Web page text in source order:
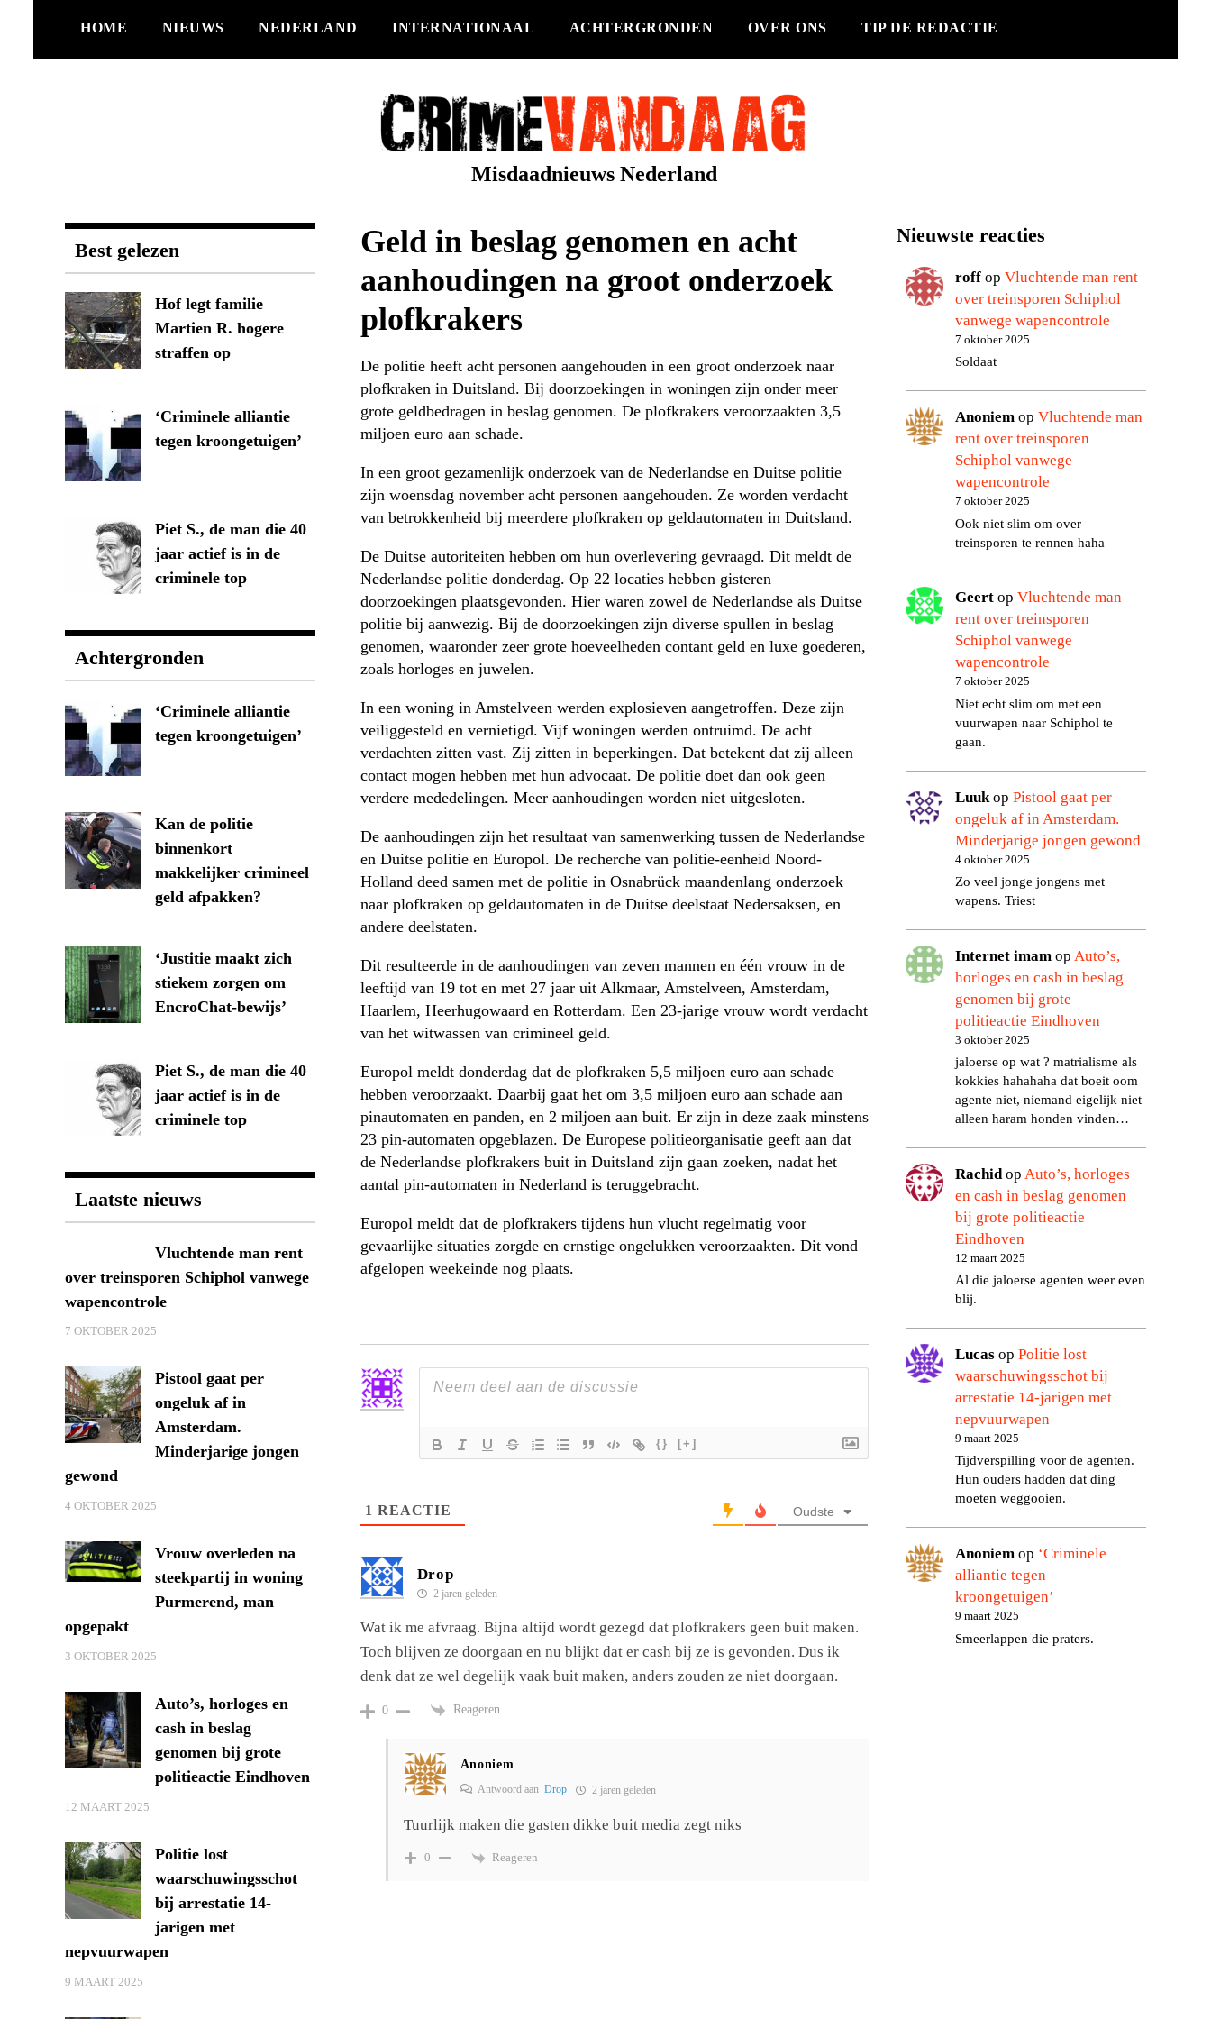
de
HOME NIEUWS NEDERLAND INTERNATIONAAL ACHTERGRONDEN OVER ONS TIP DE REDACTIE
Misdaadnieuws Nederland
Geld in beslag genomen en acht
aanhoudingen na groot onderzoek
plofkrakers
De politie heeft acht personen aangehouden in een groot onderzoek naar
plofkraken in Duitsland. Bij doorzoekingen in woningen zijn onder meer
grote geldbedragen in beslag genomen. De plofkrakers veroorzaakten 3,5
miljoen euro aan schade.
In een groot gezamenlijk onderzoek van de Nederlandse en Duitse politie
zijn woensdag november acht personen aangehouden. Ze worden verdacht
van betrokkenheid bij meerdere plofkraken op geldautomaten in Duitsland.
De Duitse autoriteiten hebben om hun overlevering gevraagd. Dit meldt de
Nederlandse politie donderdag. Op 22 locaties hebben gisteren
doorzoekingen plaatsgevonden. Hier waren zowel de Nederlandse als Duitse
politie bij aanwezig. Bij de doorzoekingen zijn diverse spullen in beslag
genomen, waaronder zeer grote hoeveelheden contant geld en luxe goederen,
zoals horloges en juwelen.
In een woning in Amstelveen werden explosieven aangetroffen. Deze zijn
veiliggesteld en vernietigd. Vijf woningen werden ontruimd. De acht
verdachten zitten vast. Zij zitten in beperkingen. Dat betekent dat zij alleen
contact mogen hebben met hun advocaat. De politie doet dan ook geen
verdere mededelingen. Meer aanhoudingen worden niet uitgesloten.
De aanhoudingen zijn het resultaat van samenwerking tussen de Nederlandse
en Duitse politie en Europol. De recherche van politie-eenheid Noord-
Holland deed samen met de politie in Osnabrück maandenlang onderzoek
naar plofkraken op geldautomaten in de Duitse deelstaat Nedersaksen, en
andere deelstaten.
Dit resulteerde in de aanhoudingen van zeven mannen en één vrouw in de
leeftijd van 19 tot en met 27 jaar uit Alkmaar, Amstelveen, Amsterdam,
Haarlem, Heerhugowaard en Rotterdam. Een 23-jarige vrouw wordt verdacht
van het witwassen van crimineel geld.
Europol meldt donderdag dat de plofkraken 5,5 miljoen euro aan schade
hebben veroorzaakt. Daarbij gaat het om 3,5 miljoen euro aan schade aan
pinautomaten en panden, en 2 miljoen aan buit. Er zijn in deze zaak minstens
23 pin-automaten opgeblazen. De Europese politieorganisatie geeft aan dat
de Nederlandse plofkrakers buit in Duitsland zijn gaan zoeken, nadat het
aantal pin-automaten in Nederland is teruggebracht.
Europol meldt dat de plofkrakers tijdens hun vlucht regelmatig voor
gevaarlijke situaties zorgde en ernstige ongelukken veroorzaakten. Dit vond
afgelopen weekeinde nog plaats.
{} [+]
1 REACTIE Oudste
Drop
2 jaren geleden
Wat ik me afvraag. Bijna altijd wordt gezegd dat plofkrakers geen buit maken.
Toch blijven ze doorgaan en nu blijkt dat er cash bij ze is gevonden. Dus ik
denk dat ze wel degelijk vaak buit maken, anders zouden ze niet doorgaan.
0 Reageren
Anoniem
Antwoord aan Drop 2 jaren geleden
Tuurlijk maken die gasten dikke buit media zegt niks
0 Reageren
Best gelezen
Hof legt familie
Martien R. hogere
straffen op
‘Criminele alliantie
tegen kroongetuigen’
Piet S., de man die 40
jaar actief is in de
criminele top
Achtergronden
‘Criminele alliantie
tegen kroongetuigen’
Kan de politie
binnenkort
makkelijker crimineel
geld afpakken?
‘Justitie maakt zich
stiekem zorgen om
EncroChat-bewijs’
Piet S., de man die 40
jaar actief is in de
criminele top
Laatste nieuws
Vluchtende man rent
over treinsporen Schiphol vanwege
wapencontrole
7 OKTOBER 2025
Pistool gaat per
ongeluk af in
Amsterdam.
Minderjarige jongen
gewond
4 OKTOBER 2025
Vrouw overleden na
steekpartij in woning
Purmerend, man
opgepakt
3 OKTOBER 2025
Auto’s, horloges en
cash in beslag
genomen bij grote
politieactie Eindhoven
12 MAART 2025
Politie lost
waarschuwingsschot
bij arrestatie 14-
jarigen met
nepvuurwapen
9 MAART 2025
Nieuwste reacties
roffop Vluchtende man rent
over treinsporen Schiphol
vanwege wapencontrole
7 oktober 2025
Soldaat
Anoniemop Vluchtende man
rent over treinsporen
Schiphol vanwege
wapencontrole
7 oktober 2025
Ook niet slim om over
treinsporen te rennen haha
Geertop Vluchtende man
rent over treinsporen
Schiphol vanwege
wapencontrole
7 oktober 2025
Niet echt slim om met een
vuurwapen naar Schiphol te
gaan.
Luukop Pistool gaat per
ongeluk af in Amsterdam.
Minderjarige jongen gewond
4 oktober 2025
Zo veel jonge jongens met
wapens. Triest
Internet imamop Auto’s,
horloges en cash in beslag
genomen bij grote
politieactie Eindhoven
3 oktober 2025
jaloerse op wat ? matrialisme als
kokkies hahahaha dat boeit oom
agente niet, niemand eigelijk niet
alleen haram honden vinden…
Rachidop Auto’s, horloges
en cash in beslag genomen
bij grote politieactie
Eindhoven
12 maart 2025
Al die jaloerse agenten weer even
blij.
Lucasop Politie lost
waarschuwingsschot bij
arrestatie 14-jarigen met
nepvuurwapen
9 maart 2025
Tijdverspilling voor de agenten.
Hun ouders hadden dat ding
moeten weggooien.
Anoniemop ‘Criminele
alliantie tegen
kroongetuigen’
9 maart 2025
Smeerlappen die praters.